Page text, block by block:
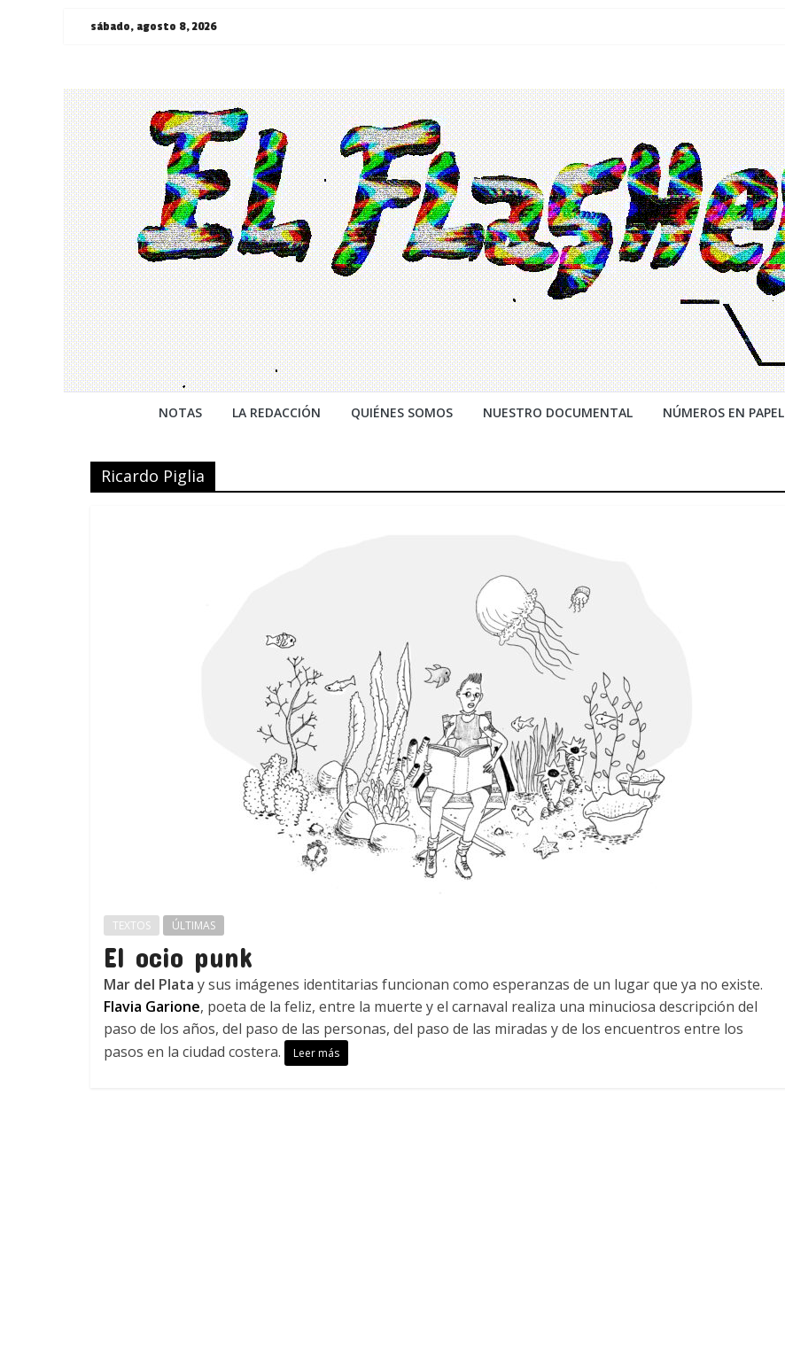
Saltarsábado, agosto 8, 2026
¯\_(ツ)_/
¯
NOTAS LA REDACCIÓN QUIÉNES SOMOS NUESTRO DOCUMENTAL NÚMEROS EN PAPEL
Ricardo Piglia
TEXTOS ÚLTIMAS
El ocio punk
Mar del Plata y sus imágenes identitarias funcionan como esperanzas de un lugar que ya no existe.
Flavia Garione, poeta de la feliz, entre la muerte y el carnaval realiza una minuciosa descripción del
paso de los años, del paso de las personas, del paso de las miradas y de los encuentros entre los
pasos en la ciudad costera.
Leer más